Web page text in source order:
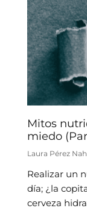
Mitos
miedo
Laura Pérez
Realizar un
día; ¿la
cerveza